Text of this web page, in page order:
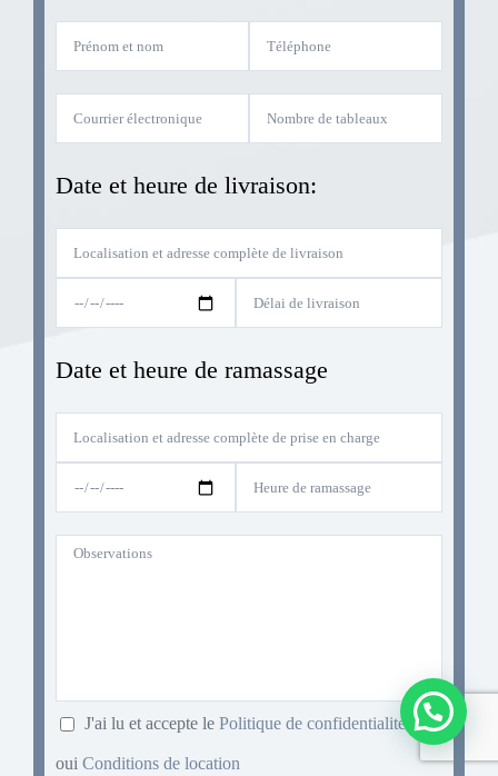
Date et heure de livraison:
Date et heure de ramassage
J'ai lu et accepte le Politique de confidentialité
oui Conditions de location